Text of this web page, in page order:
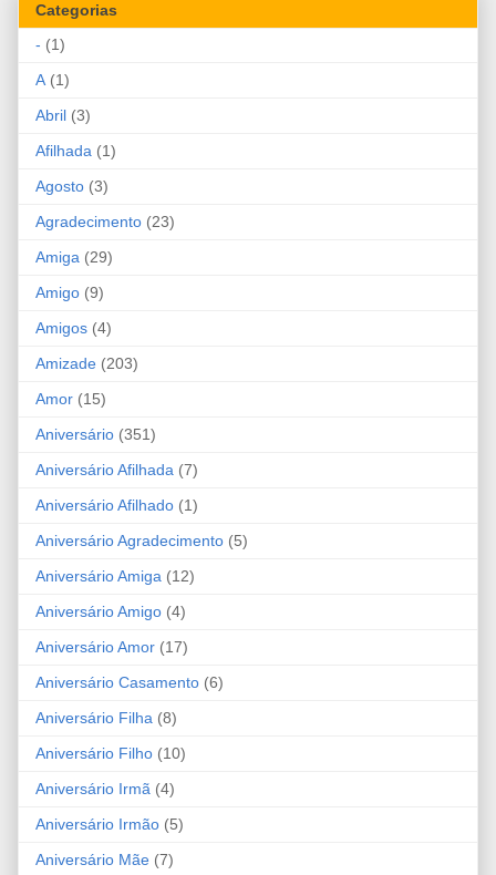
Categorias
- (1)
A (1)
Abril (3)
Afilhada (1)
Agosto (3)
Agradecimento (23)
Amiga (29)
Amigo (9)
Amigos (4)
Amizade (203)
Amor (15)
Aniversário (351)
Aniversário Afilhada (7)
Aniversário Afilhado (1)
Aniversário Agradecimento (5)
Aniversário Amiga (12)
Aniversário Amigo (4)
Aniversário Amor (17)
Aniversário Casamento (6)
Aniversário Filha (8)
Aniversário Filho (10)
Aniversário Irmã (4)
Aniversário Irmão (5)
Aniversário Mãe (7)